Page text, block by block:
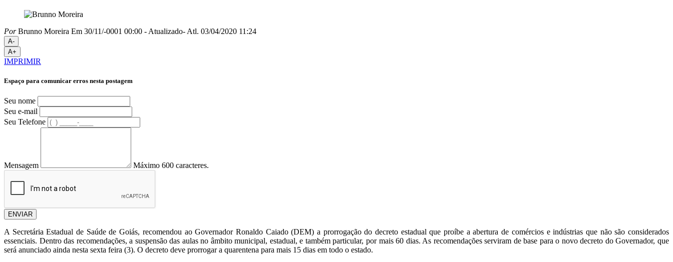
PorBrunno Moreira Em 30/11/-0001 00:00 - Atualizado- Atl. 03/04/2020 11:24
A-
A+
IMPRIMIR
Espaço para comunicar erros nesta postagem
Seu nome
Seu e-mail
Seu Telefone
Mensagem Máximo 600 caracteres.
ENVIAR
A Secretária Estadual de Saúde de Goiás, recomendou ao Governador Ronaldo Caiado (DEM) a prorrogação do decreto estadual que proíbe a abertura de comércios e indústrias que não são considerados
essenciais. Dentro das recomendações, a suspensão das aulas no âmbito municipal, estadual, e também particular, por mais 60 dias. As recomendações serviram de base para o novo decreto do Governador, que
será anunciado ainda nesta sexta feira (3). O decreto deve prorrogar a quarentena para mais 15 dias em todo o estado.